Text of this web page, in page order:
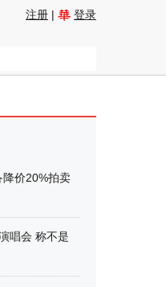
注册 | 登录
价20%拍卖
唱会 称不是